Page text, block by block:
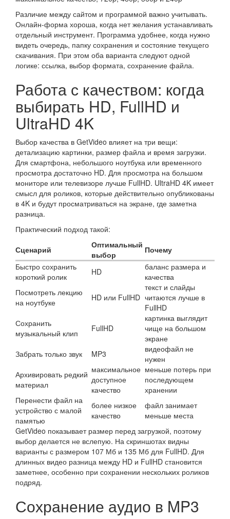
Различие между сайтом и программой важно учитывать.
Онлайн-форма хороша, когда нет желания устанавливать
отдельный инструмент. Программа удобнее, когда нужно
видеть очередь, папку сохранения и состояние текущего
скачивания. При этом оба варианта следуют одной
логике: ссылка, выбор формата, сохранение файла.
Работа с качеством: когда
выбирать HD, FullHD и
UltraHD 4K
Выбор качества в GetVideo влияет на три вещи:
детализацию картинки, размер файла и время загрузки.
Для смартфона, небольшого ноутбука или временного
просмотра достаточно HD. Для просмотра на большом
мониторе или телевизоре лучше FullHD. UltraHD 4K имеет
смысл для роликов, которые действительно опубликованы
в 4K и будут просматриваться на экране, где заметна
разница.
Практический подход такой:
Сценарий
Оптимальный
выбор
Почему
Быстро сохранить
короткий ролик
HD
баланс размера и
качества
Посмотреть лекцию
на ноутбуке
HD или FullHD
текст и слайды
читаются лучше в
FullHD
Сохранить
музыкальный клип
FullHD
картинка выглядит
чище на большом
экране
Забрать только звук
MP3
видеофайл не
нужен
Архивировать редкий
материал
максимальное
доступное
качество
меньше потерь при
последующем
хранении
Перенести файл на
устройство с малой
памятью
более низкое
качество
файл занимает
меньше места
GetVideo показывает размер перед загрузкой, поэтому
выбор делается не вслепую. На скриншотах видны
варианты с размером 107 Мб и 135 Мб для FullHD. Для
длинных видео разница между HD и FullHD становится
заметнее, особенно при сохранении нескольких роликов
подряд.
Сохранение аудио в MP3